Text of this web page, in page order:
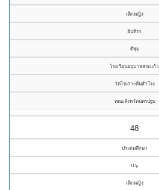
เด็กหญิง
อินทิรา
ดีพุ่ม
โรงเรียนอนุบาลสระแก้ว
วัดไร่เกาะต้นสำโรง
คณะจังหวัดนครปฐม
48
ประถมศึกษา
ป.๖
เด็กหญิง